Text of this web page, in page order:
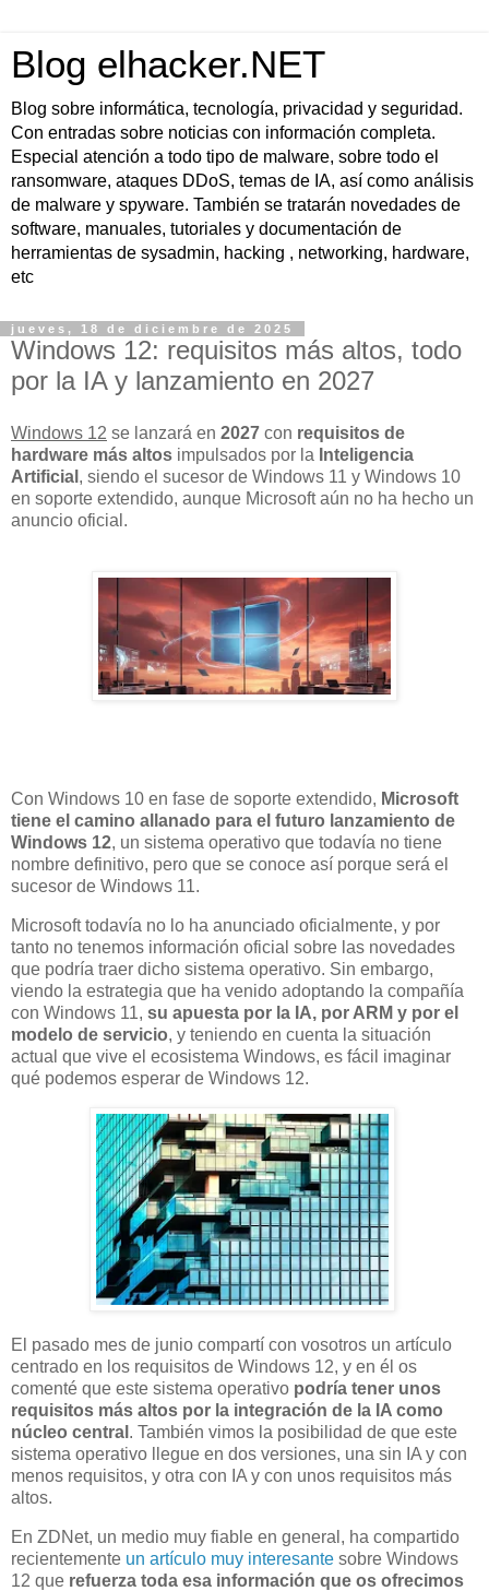
Blog elhacker.NET
Blog sobre informática, tecnología, privacidad y seguridad.
Con entradas sobre noticias con información completa.
Especial atención a todo tipo de malware, sobre todo el
ransomware, ataques DDoS, temas de IA, así como análisis
de malware y spyware. También se tratarán novedades de
software, manuales, tutoriales y documentación de
herramientas de sysadmin, hacking , networking, hardware,
etc
jueves, 18 de diciembre de 2025
Windows 12: requisitos más altos, todo
por la IA y lanzamiento en 2027
Windows 12 se lanzará en 2027 con requisitos de
hardware más altos impulsados por la Inteligencia
Artificial , siendo el sucesor de Windows 11 y Windows 10
en soporte extendido, aunque Microsoft aún no ha hecho un
anuncio oficial.
Con Windows 10 en fase de soporte extendido, Microsoft
tiene el camino allanado para el futuro lanzamiento de
Windows 12, un sistema operativo que todavía no tiene
nombre definitivo, pero que se conoce así porque será el
sucesor de Windows 11.
Microsoft todavía no lo ha anunciado oficialmente, y por
tanto no tenemos información oficial sobre las novedades
que podría traer dicho sistema operativo. Sin embargo,
viendo la estrategia que ha venido adoptando la compañía
con Windows 11, su apuesta por la IA, por ARM y por el
modelo de servicio, y teniendo en cuenta la situación
actual que vive el ecosistema Windows, es fácil imaginar
qué podemos esperar de Windows 12.
El pasado mes de junio compartí con vosotros un artículo
centrado en los requisitos de Windows 12, y en él os
comenté que este sistema operativo podría tener unos
requisitos más altos por la integración de la IA como
núcleo central . También vimos la posibilidad de que este
sistema operativo llegue en dos versiones, una sin IA y con
menos requisitos, y otra con IA y con unos requisitos más
altos.
En ZDNet, un medio muy fiable en general, ha compartido
recientemente un artículo muy interesante sobre Windows
12 que refuerza toda esa información que os ofrecimos